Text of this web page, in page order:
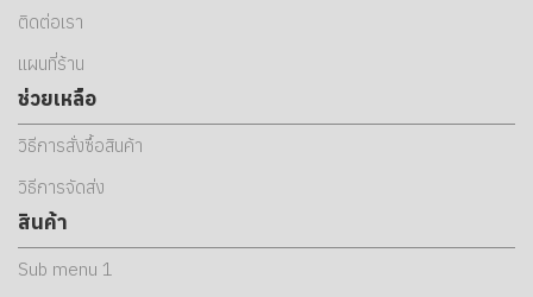
ติดต่อเรา
แผนที่ร้าน
ช่วยเหลือ
วิธีการสั่งซื้อสินค้า
วิธีการจัดส่ง
สินค้า
Sub menu 1